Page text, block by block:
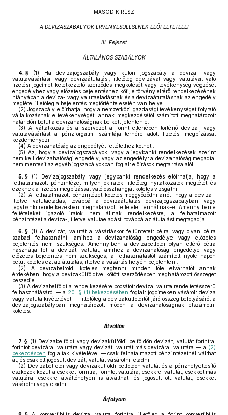
MÁSODIK RÉSZ
A DEVIZASZABÁLYOK ÉRVÉNYESÜLÉSÉNEK ELŐFELTÉTELEI
III. Fejezet
ÁLTALÁNOS SZABÁLYOK
4. § (1)
Ha devizajogszabály vagy külön jogszabály a deviza- vagy
valutavásárlási, vagy devizaátutalási, illetőleg devizával vagy valutával való
fizetési jogcímet keletkeztető szerződés megkötését vagy tevékenység végzését
engedélyhez vagy előzetes bejelentéshez köti, e törvény eltérő rendelkezésének
hiányában a deviza- vagy valutaeladásnak és a devizaátutalásnak az engedély
megléte, illetőleg a bejelentés megtörténte esetén van helye.
(2) Jogszabály előírhatja, hogy a nemzetközi gazdasági tevékenységet folytató
vállalkozásnak e tevékenységét, annak megkezdésétől számított meghatározott
határidőn belül a devizahatóságnak be kell jelentenie.
(3) A vállalkozás és a szervezet a forint ellenében történő deviza- vagy
valutavásárlást a pénzforgalmi számlája terhére adott fizetési megbízással
kezdeményezi.
(4) A devizahatóság az engedélyét feltételhez kötheti.
(5) Az, hogy a devizajogszabályok, vagy a jegybanki rendelkezések szerint
nem kell devizahatósági engedély, vagy az engedélyt a devizahatóság megadta,
nem mentesít az egyéb jogszabályokban foglalt előírások megtartása alól.
5. § (1) Devizajogszabály vagy jegybanki rendelkezés előírhatja, hogy a
felhatalmazott pénzintézet milyen okiratok, illetőleg nyilatkozatok meglétét és
ezeknek a fizetési megbízással való összhangját köteles vizsgálni.
(2) A felhatalmazott pénzintézet köteles meggyőződni arról, hogy a deviza-,
illetve valutaeladás, továbbá a devizaátutalás devizajogszabályban vagy
jegybanki rendelkezésben meghatározott feltételei fennállnak-e. Amennyiben e
feltételeket igazoló iratok nem állnak rendelkezésre, a felhatalmazott
pénzintézet a deviza-, illetve valutaeladást, továbbá az átutalást megtagadja.
6. § (1) A devizát, valutát a vásárláskor feltüntetett célra vagy olyan célra
szabad felhasználni, amihez a devizahatóság engedélye vagy előzetes
bejelentés nem szükséges. Amennyiben a devizabelföldi olyan eltérő célra
használja fel a devizát, valutát, amihez a devizahatóság engedélye vagy
előzetes bejelentés nem szükséges, a felhasználástól számított nyolc napon
belül köteles ezt az átutalás, illetve a vásárlás helyén bejelenteni.
(2) A devizabelföldi köteles megtenni minden tőle elvárhatót annak
érdekében, hogy a devizakülföldivel kötött szerződésben meghatározott összeget
beszedje.
(3) A devizabelföldi a rendelkezésére bocsátott deviza, valuta rendeltetésszerű
felhasználásáról — a 20. § (1) bekezdésében foglalt jogcímeken vásárolt deviza
vagy valuta kivételével —, illetőleg a devizakülfölditől járó összeg befolyásáról a
devizajogszabályban meghatározott módon a devizahatóságnak elszámolni
köteles.
Átváltás
7. § (1) Devizabelföldi vagy devizakülföldi belföldön devizát, valutát forintra,
forintot devizára, valutára vagy devizát, valutát más devizára, valutára — a (2)
bekezdésben foglaltak kivételével — csak felhatalmazott pénzintézetnél válthat
át, és csak ott jogosult devizát, valutát vásárolni, eladni.
(2) Devizabelföldi vagy devizakülföldi belföldön valutát és a pénzhelyettesítő
eszközök közül a csekket forintra, forintot valutára, csekkre, valutát, csekket más
valutára, csekkre átváltóhelyen is átválthat, és jogosult ott valutát, csekket
vásárolni vagy eladni.
Árfolyam